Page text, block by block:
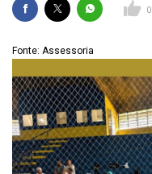
0
Fonte: Assessoria